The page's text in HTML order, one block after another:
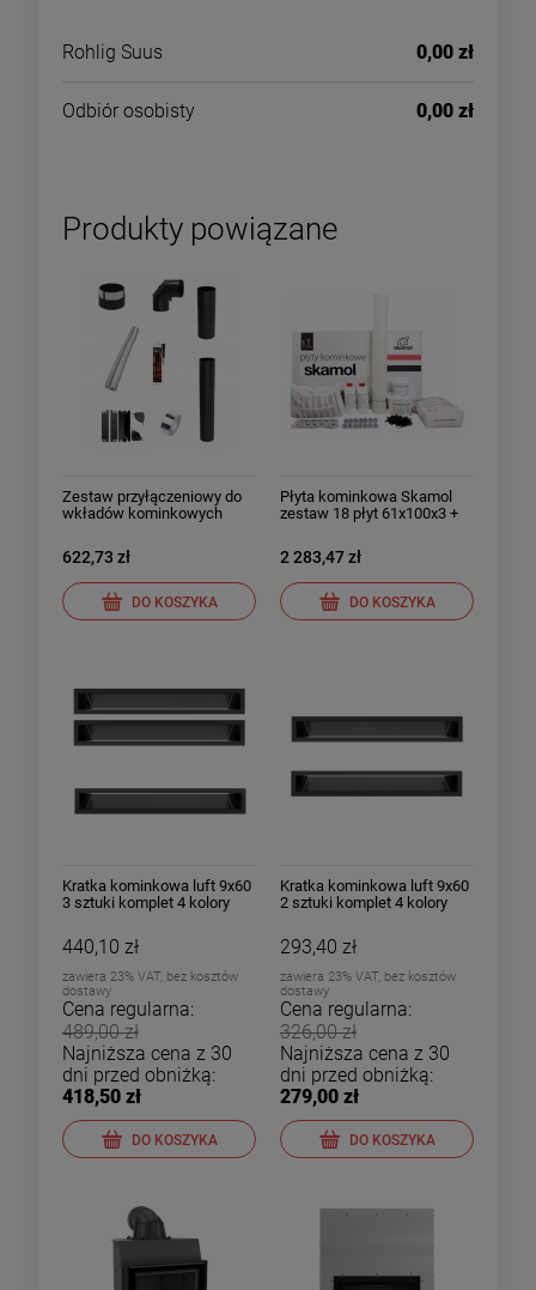
Rohlig Suus 0,00 zł
Odbiór osobisty 0,00 zł
Produkty powiązane
Zestaw przyłączeniowy do
wkładów kominkowych
622,73 zł
DO KOSZYKA
Płyta kominkowa Skamol
zestaw 18 płyt 61x100x3 +
2 283,47 zł
DO KOSZYKA
Kratka kominkowa luft 9x60
3 sztuki komplet 4 kolory
440,10 zł
zawiera 23% VAT, bez kosztów
dostawy
Cena regularna:
489,00 zł
Najniższa cena z 30
dni przed obniżką:
418,50 zł
DO KOSZYKA
Kratka kominkowa luft 9x60
2 sztuki komplet 4 kolory
293,40 zł
zawiera 23% VAT, bez kosztów
dostawy
Cena regularna:
326,00 zł
Najniższa cena z 30
dni przed obniżką:
279,00 zł
DO KOSZYKA